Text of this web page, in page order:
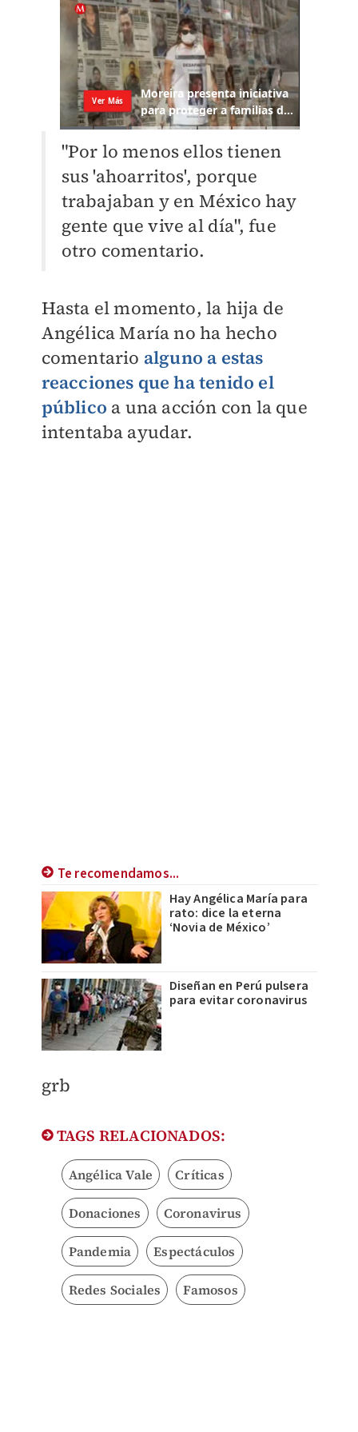
"Por lo menos ellos tienen
sus 'ahoarritos', porque
trabajaban y en México hay
gente que vive al día", fue
otro comentario.
Hasta el momento, la hija de
Angélica María no ha hecho
comentario alguno a estas
reacciones que ha tenido el
público a una acción con la que
intentaba ayudar.​
Te recomendamos...
Hay Angélica María para
rato: dice la eterna
‘Novia de México’
Diseñan en Perú pulsera
para evitar coronavirus
​grb
TAGS RELACIONADOS:
Angélica Vale Críticas
Donaciones Coronavirus
Pandemia Espectáculos
Redes Sociales Famosos